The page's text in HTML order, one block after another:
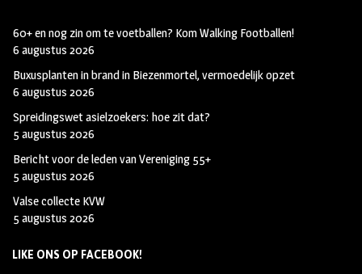
60+ en nog zin om te voetballen? Kom Walking Footballen!
6 augustus 2026
Buxusplanten in brand in Biezenmortel, vermoedelijk opzet
6 augustus 2026
Spreidingswet asielzoekers: hoe zit dat?
5 augustus 2026
Bericht voor de leden van Vereniging 55+
5 augustus 2026
Valse collecte KVW
5 augustus 2026
LIKE ONS OP FACEBOOK!